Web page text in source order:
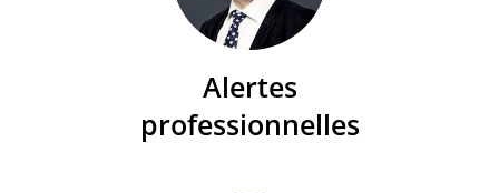
Alertes
professionnelles